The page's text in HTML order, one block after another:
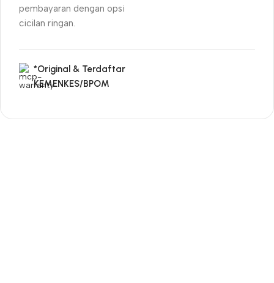
pembayaran dengan opsi
cicilan ringan.
*Original & Terdaftar
KEMENKES/BPOM